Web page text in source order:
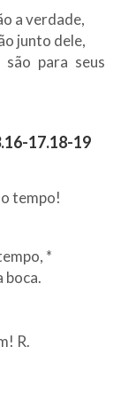
a verdade,
junto dele,
para seus
17.18-19
tempo!
*
boca.
R.